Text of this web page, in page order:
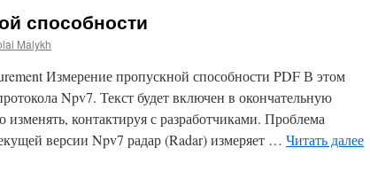
способности
Malykh
Измерение пропускной способности PDF В этом
Npv7. Текст будет включен в окончательную
контактируя с разработчиками. Проблема
версии Npv7 радар (Radar) измеряет … Читать далее